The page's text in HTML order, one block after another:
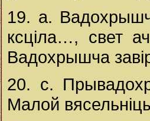
19. а.
ксціла…, свет
Вадохрышча
20. с.
Малой